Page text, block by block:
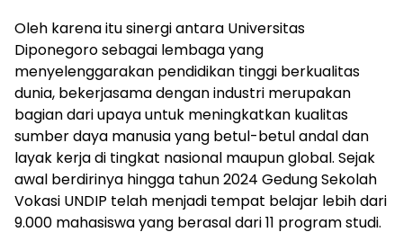
Oleh karena itu sinergi antara Universitas
Diponegoro sebagai lembaga yang
menyelenggarakan pendidikan tinggi berkualitas
dunia, bekerjasama dengan industri merupakan
bagian dari upaya untuk meningkatkan kualitas
sumber daya manusia yang betul-betul andal dan
layak kerja di tingkat nasional maupun global. Sejak
awal berdirinya hingga tahun 2024 Gedung Sekolah
Vokasi UNDIP telah menjadi tempat belajar lebih dari
9.000 mahasiswa yang berasal dari 11 program studi.